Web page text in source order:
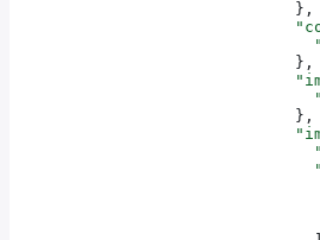
                              },
                              },
                              },